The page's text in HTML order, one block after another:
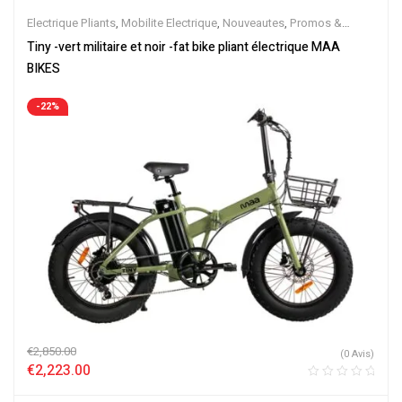
Electrique Pliants, Mobilite Electrique, Nouveautes, Promos &
Soldes,Vélo électrique ville ,Velos Electriques
Tiny -vert militaire et noir -fat bike pliant électrique MAA
BIKES
-22%
€2,850.00
€2,223.00
(0 Avis)